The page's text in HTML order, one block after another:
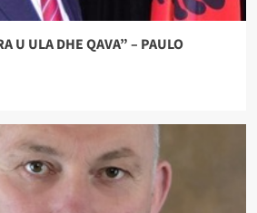
U ULA DHE QAVA” – PAULO